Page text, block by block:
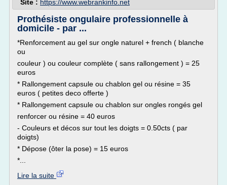
Site : https://www.webrankinfo.net
Prothésiste ongulaire professionnelle à
domicile - par ...
*Renforcement au gel sur ongle naturel + french ( blanche
ou
couleur ) ou couleur complète ( sans rallongement ) = 25
euros
* Rallongement capsule ou chablon gel ou résine = 35
euros ( petites deco offerte )
* Rallongement capsule ou chablon sur ongles rongés gel
renforcer ou résine = 40 euros
- Couleurs et décos sur tout les doigts = 0.50cts ( par
doigts)
* Dépose (ôter la pose) = 15 euros
*...
Lire la suite